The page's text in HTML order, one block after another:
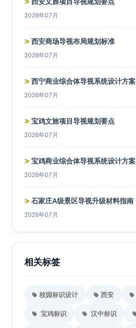
2026年07月
> 西安商场导视布局规划标准
2026年07月
> 西宁商业综合体导视系统设计方案
2026年07月
> 宝鸡文旅项目导视规划要点
2026年07月
> 宝鸡商业综合体导视系统设计方案
2026年07月
> 石家庄A级景区导视升级材料指南
2026年07月
相关标签
校园标识设计 西安
宝鸡标识 汉中标识